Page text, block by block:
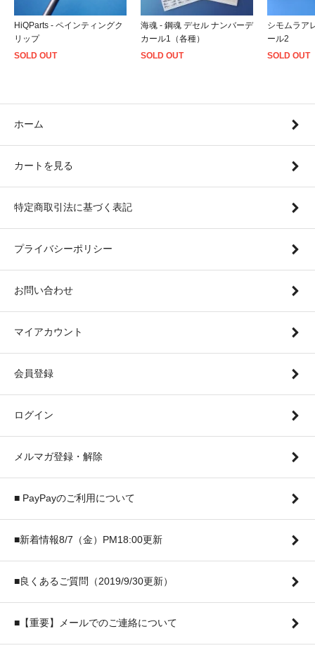
HiQParts - ペインティングク
リップ
SOLD OUT
海魂 - 鋼魂 デセル ナンバーデ
カール1（各種）
SOLD OUT
シモムラア
ール2
SOLD OUT
ホーム
カートを見る
特定商取引法に基づく表記
プライバシーポリシー
お問い合わせ
マイアカウント
会員登録
ログイン
メルマガ登録・解除
■ PayPayのご利用について
■新着情報8/7（金）PM18:00更新
■良くあるご質問（2019/9/30更新）
■【重要】メールでのご連絡について